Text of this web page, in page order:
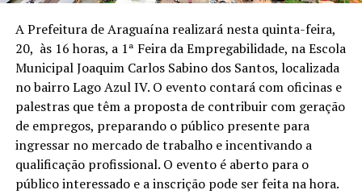
A Prefeitura de Araguaína realizará nesta quinta-feira,
20, às 16 horas, a 1ª Feira da Empregabilidade, na Escola
Municipal Joaquim Carlos Sabino dos Santos, localizada
no bairro Lago Azul IV. O evento contará com oficinas e
palestras que têm a proposta de contribuir com geração
de empregos, preparando o público presente para
ingressar no mercado de trabalho e incentivando a
qualificação profissional. O evento é aberto para o
público interessado e a inscrição pode ser feita na hora.